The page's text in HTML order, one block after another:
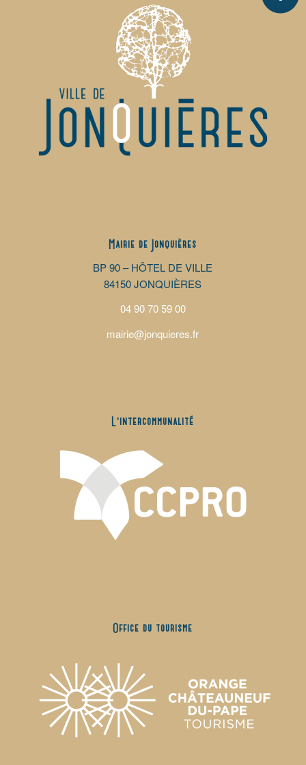
Mairie de Jonquières
BP 90 – HÔTEL DE VILLE
84150 JONQUIÈRES
04 90 70 59 00
mairie@jonquieres.fr
L’intercommunalité
Office du tourisme